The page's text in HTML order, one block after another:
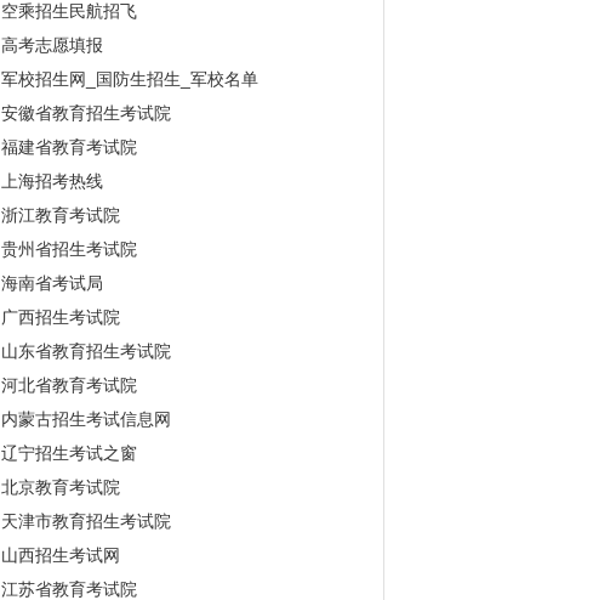
空乘招生民航招飞
高考志愿填报
军校招生网_国防生招生_军校名单
安徽省教育招生考试院
福建省教育考试院
上海招考热线
浙江教育考试院
贵州省招生考试院
海南省考试局
广西招生考试院
山东省教育招生考试院
河北省教育考试院
内蒙古招生考试信息网
辽宁招生考试之窗
北京教育考试院
天津市教育招生考试院
山西招生考试网
江苏省教育考试院